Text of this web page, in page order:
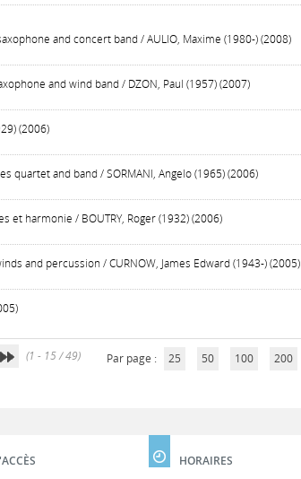
and concert band / AULIO, Maxime (1980-) (2008)
and wind band / DZON, Paul (1957) (2007)
(2006)
quartet and band / SORMANI, Angelo (1965) (2006)
et harmonie / BOUTRY, Roger (1932) (2006)
and percussion / CURNOW, James Edward (1943-) (2005)
(1 - 15 / 49) Par page : 25 50 100 200
HORAIRES